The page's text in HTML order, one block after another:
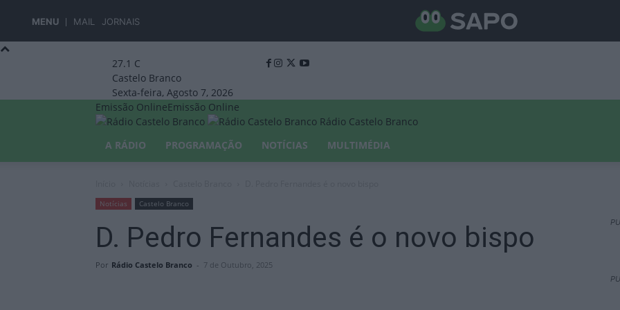
MENU MAIL JORNAIS
27.1 C
Castelo Branco
Sexta-feira, Agosto 7, 2026
Emissão OnlineEmissão Online
Rádio Castelo Branco
A RÁDIO
PROGRAMAÇÃO NOTÍCIAS MULTIMÉDIA
Notícias Castelo Branco
D. Pedro Fernandes é o novo bispo
Por Rádio Castelo Branco - 7 de Outubro, 2025